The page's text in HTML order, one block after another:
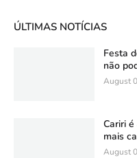
ÚLTIMAS NOTÍCIAS
Festa
não
August
Cariri
mais
August